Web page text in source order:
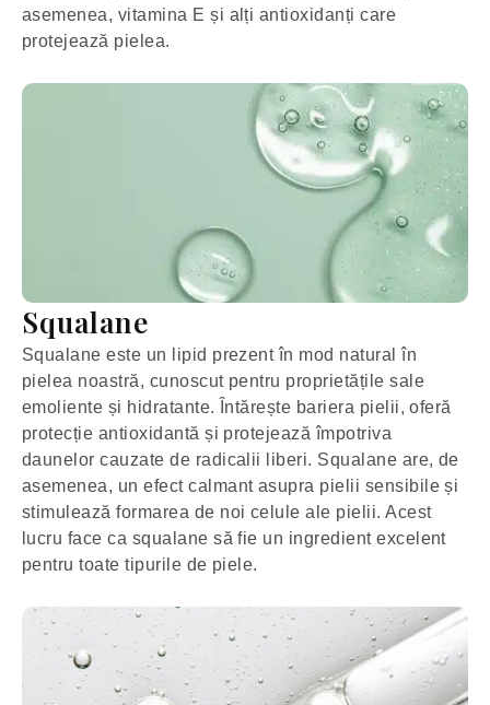
asemenea, vitamina E și alți antioxidanți care
protejează pielea.
Squalane
Squalane este un lipid prezent în mod natural în
pielea noastră, cunoscut pentru proprietățile sale
emoliente și hidratante. Întărește bariera pielii, oferă
protecție antioxidantă și protejează împotriva
daunelor cauzate de radicalii liberi. Squalane are, de
asemenea, un efect calmant asupra pielii sensibile și
stimulează formarea de noi celule ale pielii. Acest
lucru face ca squalane să fie un ingredient excelent
pentru toate tipurile de piele.